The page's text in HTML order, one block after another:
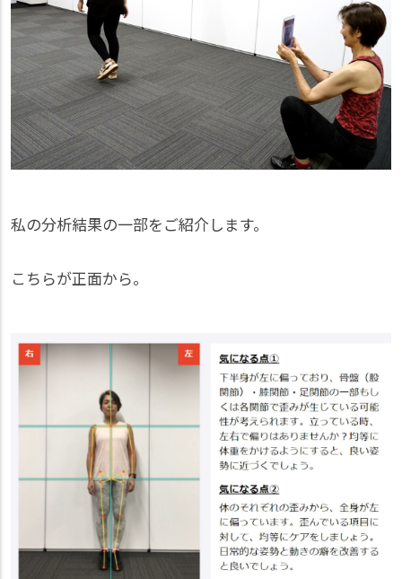
私の分析結果の一部をご紹介します。
こちらが正面から。